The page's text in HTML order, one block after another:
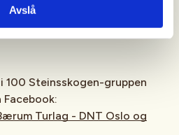
Avslå
100 Steinsskogen-gruppen
Turlag - DNT Oslo og